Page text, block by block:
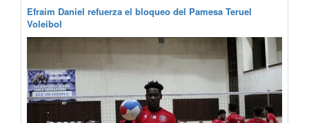
Efraim Daniel refuerza el bloqueo del Pamesa Teruel
Voleibol